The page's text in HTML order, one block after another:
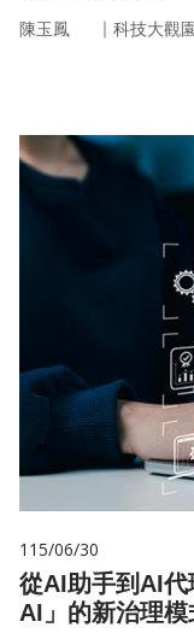
陳玉鳳 ｜ 科技大觀
115/06/30
從AI助手到AI
AI」的新治理模